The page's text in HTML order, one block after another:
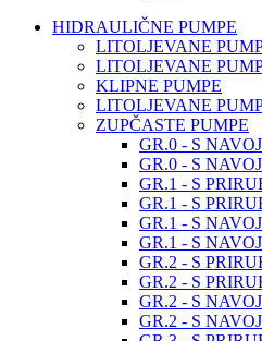
HIDRAULIČNE PUMPE
LITOLJEVANE
LITOLJEVANE
KLIPNE PUMPE
LITOLJEVANE
ZUPČASTE PUMPE
GR.0 - S
GR.0 - S
GR.1 - S
GR.1 - S
GR.1 - S
GR.1 - S
GR.2 - S
GR.2 - S
GR.2 - S
GR.2 - S